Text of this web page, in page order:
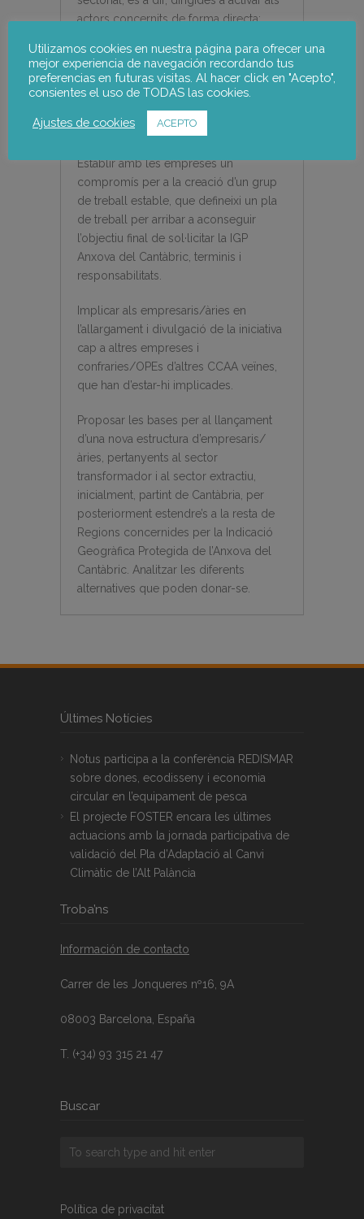
actors concernits de forma directa:
Confraries/OPEs.
Identificació de les empreses que han
mostrat major sensibilitat cap a la
posada en marcad’una IGP.
Establir amb les empreses un
compromís per a la creació d’un grup
de treball estable, que defineixi un pla
de treball per arribar a aconseguir
l’objectiu final de sol · licitar la IGP
Anxova del Cantàbric, terminis i
responsabilitats.
Implicar als empresaris/àries en
l’allargament i divulgació de la iniciativa
cap a altres empreses i
confraries/OPEs d’altres CCAA veïnes,
que han d’estar-hi implicades.
Proposar les bases per al llançament
d’una nova estructura d’empresaris/
àries, pertanyents al sector
transformador i al sector extractiu,
inicialment, partint de Cantàbria, per
posteriorment estendre’s a la resta de
Regions concernides per la Indicació
Geogràfica Protegida de l’Anxova del
Cantàbric. Analitzar les diferents
alternatives que poden donar-se.
Últimes Notícies
Notus participa a la conferència REDISMAR
sobre dones, ecodisseny i economia
circular en l’equipament de pesca
El projecte FOSTER encara les últimes
actuacions amb la jornada participativa de
validació del Pla d’Adaptació al Canvi
Climàtic de l’Alt Palància
Troba’ns
Información de contacto
Carrer de les Jonqueres nº16, 9A
08003 Barcelona, España
T. (+34) 93 315 21 47
Buscar
Política de privacitat
Utilizamos cookies en nuestra página para ofrecer una
mejor experiencia de navegación recordando tus
preferencias en futuras visitas. Al hacer click en "Acepto",
consientes el uso de TODAS las cookies.
Ajustes de cookies ACEPTO